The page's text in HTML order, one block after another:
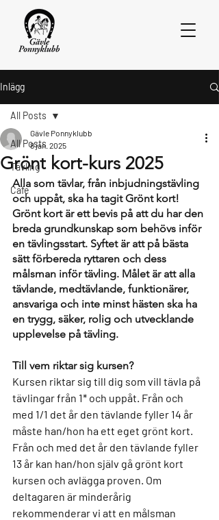
Inlägg
All Posts
Tävling
Cafe
All Posts
Grönt kort-kurs 2025
Gävle Ponnyklubb
8 jan. 2025
Alla som tävlar, från inbjudningstävling
och uppåt, ska ha tagit Grönt kort!
Grönt kort är ett bevis på att du har den
breda grundkunskap som behövs inför
en tävlingsstart. Syftet är att på bästa
sätt förbereda ryttaren och dess
målsman inför tävling. Målet är att alla
tävlande, medtävlande, funktionärer,
ansvariga och inte minst hästen ska ha
en trygg, säker, rolig och utvecklande
upplevelse på tävling.
Till vem riktar sig kursen?
Kursen riktar sig till dig som vill tävla på
tävlingar från 1* och uppåt. Från och
med 1/1 det år den tävlande fyller 14 år
måste han/hon ha ett eget grönt kort.
Från och med det år den tävlande fyller
13 år kan han/hon själv gå grönt kort
kursen och avlägga proven. Om
deltagaren är minderårig
rekommenderar vi att en målsman